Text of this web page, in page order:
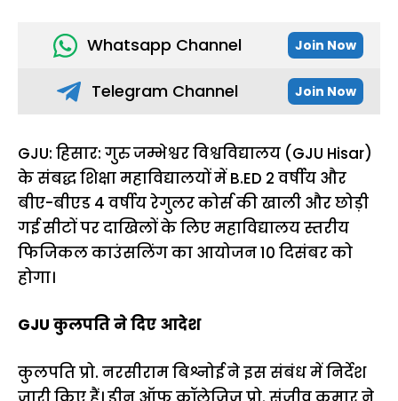
Whatsapp Channel Join Now
Telegram Channel Join Now
GJU: हिसार: गुरु जम्भेश्वर विश्वविद्यालय (GJU Hisar)
के संबद्ध शिक्षा महाविद्यालयों में B.ED 2 वर्षीय और
बीए-बीएड 4 वर्षीय रेगुलर कोर्स की खाली और छोड़ी
गई सीटों पर दाखिलों के लिए महाविद्यालय स्तरीय
फिजिकल काउंसलिंग का आयोजन 10 दिसंबर को
होगा।
GJU कुलपति ने दिए आदेश
कुलपति प्रो. नरसीराम बिश्नोई ने इस संबंध में निर्देश